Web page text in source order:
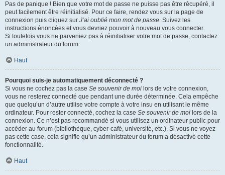
Pas de panique ! Bien que votre mot de passe ne puisse pas être récupéré, il
peut facilement être réinitialisé. Pour ce faire, rendez vous sur la page de
connexion puis cliquez sur J’ai oublié mon mot de passe. Suivez les
instructions énoncées et vous devriez pouvoir à nouveau vous connecter.
Si toutefois vous ne parveniez pas à réinitialiser votre mot de passe, contactez
un administrateur du forum.
Haut
Pourquoi suis-je automatiquement déconnecté ?
Si vous ne cochez pas la case Se souvenir de moi lors de votre connexion,
vous ne resterez connecté que pendant une durée déterminée. Cela empêche
que quelqu’un d’autre utilise votre compte à votre insu en utilisant le même
ordinateur. Pour rester connecté, cochez la case Se souvenir de moi lors de la
connexion. Ce n’est pas recommandé si vous utilisez un ordinateur public pour
accéder au forum (bibliothèque, cyber-café, université, etc.). Si vous ne voyez
pas cette case, cela signifie qu’un administrateur du forum a désactivé cette
fonctionnalité.
Haut